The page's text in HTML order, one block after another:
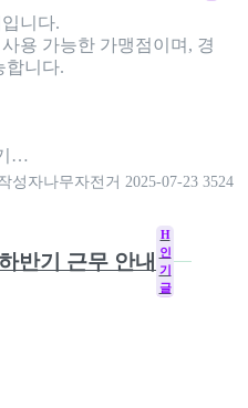
니다.
용 가능한 가맹점이며, 경
합니다.
…
성자나무자전거 2025-07-23 3524
반기 근무 안내
H
인
기
글